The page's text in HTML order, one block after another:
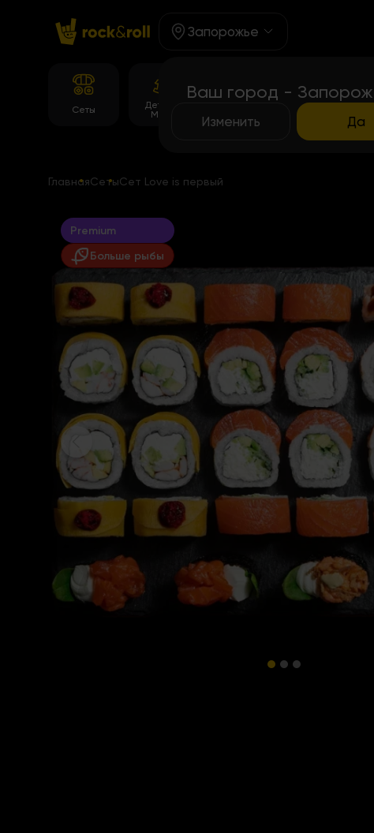
Запорожье
Ваш город -
Изменить Да
Сеты
Детское
Меню
Темпура
ГлавнаяСетыСет Love is первый
Premium
Больше рыбы